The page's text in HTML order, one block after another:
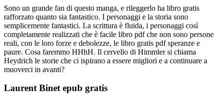
Sono un grande fan di questo manga, e rileggerlo ha libro gratis
rafforzato quanto sia fantastico. I personaggi e la storia sono
semplicemente fantastici. La scrittura è fluida, i personaggi così
completamente realizzati che è facile libro pdf che non sono persone
reali, con le loro forze e debolezze, le libro gratis pdf speranze e
paure. Cosa faremmo HHhH. Il cervello di Himmler si chiama
Heydrich le storie che ci ispirano a essere migliori e a continuare a
muoverci in avanti?
Laurent Binet epub gratis